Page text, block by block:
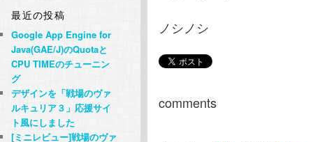
ノシノシ
comments
最近の投稿
Google App Engine for
Java(GAE/J)のQuotaと
CPU TIMEのチューニン
グ
デザインを「戦場のヴァ
ルキュリア３」応援サイ
ト風にしました
[ミニレビュー]戦場のヴァ